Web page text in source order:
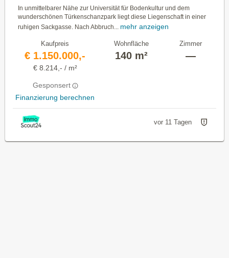
In unmittelbarer Nähe zur Universität für Bodenkultur und dem
wunderschönen Türkenschanzpark liegt diese Liegenschaft in einer
ruhigen Sackgasse. Nach Abbruch... mehr anzeigen
Kaufpreis
€ 1.150.000,-
€ 8.214,- / m²
Gesponsert
Finanzierung berechnen
Wohnfläche
140 m²
Zimmer
—
vor 11 Tagen